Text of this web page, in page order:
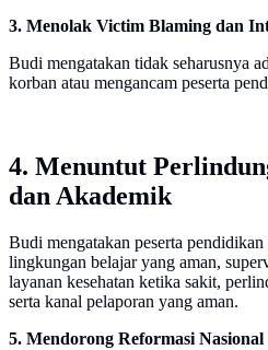
3. Menolak Victim Blaming dan
Budi mengatakan tidak seharusnya
korban atau mengancam peserta
4. Menuntut
dan Akademik
Budi mengatakan peserta
lingkungan belajar yang aman,
layanan kesehatan ketika sakit,
serta kanal pelaporan yang aman.
5. Mendorong Reformasi